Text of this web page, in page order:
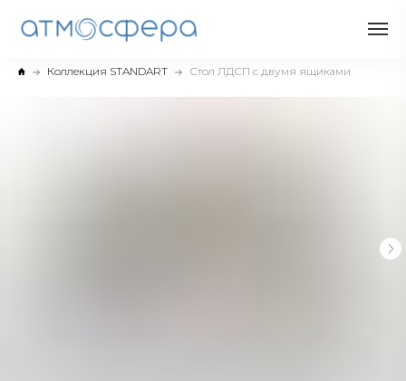
Коллекция STANDART Стол ЛДСП с двумя ящиками